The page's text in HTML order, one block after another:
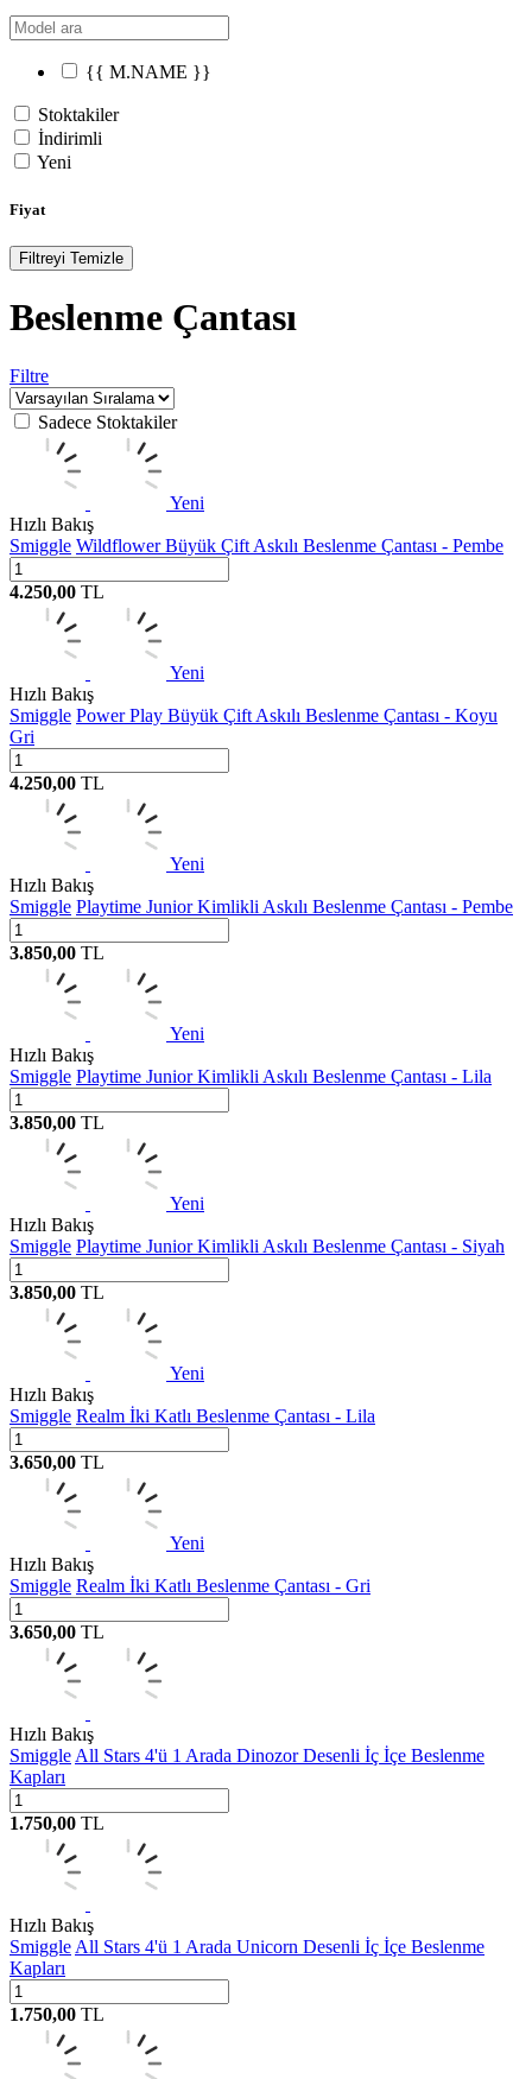
{{ M.NAME }}
Stoktakiler
İndirimli
Yeni
Fiyat
Filtreyi Temizle
Beslenme Çantası
Filtre
Sadece Stoktakiler
Yeni
Hızlı Bakış
Smiggle Wildflower Büyük Çift Askılı Beslenme Çantası - Pembe
4.250,00 TL
Yeni
Hızlı Bakış
Smiggle Power Play Büyük Çift Askılı Beslenme Çantası - Koyu
Gri
4.250,00 TL
Yeni
Hızlı Bakış
Smiggle Playtime Junior Kimlikli Askılı Beslenme Çantası - Pembe
3.850,00 TL
Yeni
Hızlı Bakış
Smiggle Playtime Junior Kimlikli Askılı Beslenme Çantası - Lila
3.850,00 TL
Yeni
Hızlı Bakış
Smiggle Playtime Junior Kimlikli Askılı Beslenme Çantası - Siyah
3.850,00 TL
Yeni
Hızlı Bakış
Smiggle Realm İki Katlı Beslenme Çantası - Lila
3.650,00 TL
Yeni
Hızlı Bakış
Smiggle Realm İki Katlı Beslenme Çantası - Gri
3.650,00 TL
Hızlı Bakış
Smiggle All Stars 4'ü 1 Arada Dinozor Desenli İç İçe Beslenme
Kapları
1.750,00 TL
Hızlı Bakış
Smiggle All Stars 4'ü 1 Arada Unicorn Desenli İç İçe Beslenme
Kapları
1.750,00 TL